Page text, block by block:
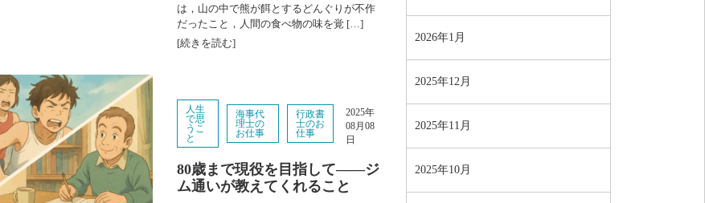
は，山の中で熊が餌とするどんぐりが不作
だったこと，人間の食べ物の味を覚 […]
[続きを読む]
人生
で思
うこ
と
海事代
理士の
お仕事
行政書
士のお
仕事
2025年
08月08
日
80歳まで現役を目指して――ジ
ム通いが教えてくれること
2026年1月
2025年12月
2025年11月
2025年10月